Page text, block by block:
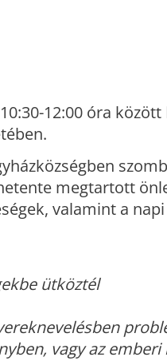
12:00 óra között
megtartott
valamint a
ütköztél
vagy az